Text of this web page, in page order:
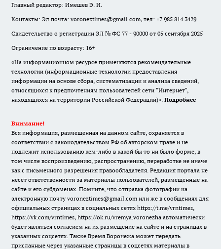
Главный редактор: Имешев Э. И.
Контакты: Эл.почта: voroneztimes@gmail.com, тел: +7 985 814 3429
Свидетельство о регистрации ЭЛ № ФС 77 - 90000 от 05 сентября 2025
Ограничение по возрасту: 16+
«На информационном ресурсе применяются рекомендательные
технологии (информационные технологии предоставления
информации на основе сбора, систематизации и анализа сведений,
относящихся к предпочтениям пользователей сети "Интернет",
находящихся на территории Российской Федерации)». Подробнее
Внимание!
Вся информация, размещенная на данном сайте, охраняется в
соответствии с законодательством РФ об авторском праве и не
подлежит использованию кем-либо в какой бы то ни было форме, в
том числе воспроизведению, распространению, переработке не иначе
как с письменного разрешения правообладателя. Редакция портала не
несет ответственности за материалы пользователей, размещенные на
сайте и его субдоменах. Помните, что отправка фотографии на
электронную почту voroneztimes@gmail.com или же в сообщениях для
официальных страницах в социальных сетях https://t.me/vrntimes,
https://vk.com/vrntimes, https://ok.ru/vremya.voronezha автоматически
будет являться согласием на их размещение на сайте и на страницах в
указанных соцсетях. Также Время Воронежа может передать
присланные через указанные страницы в соцсетях материалы в